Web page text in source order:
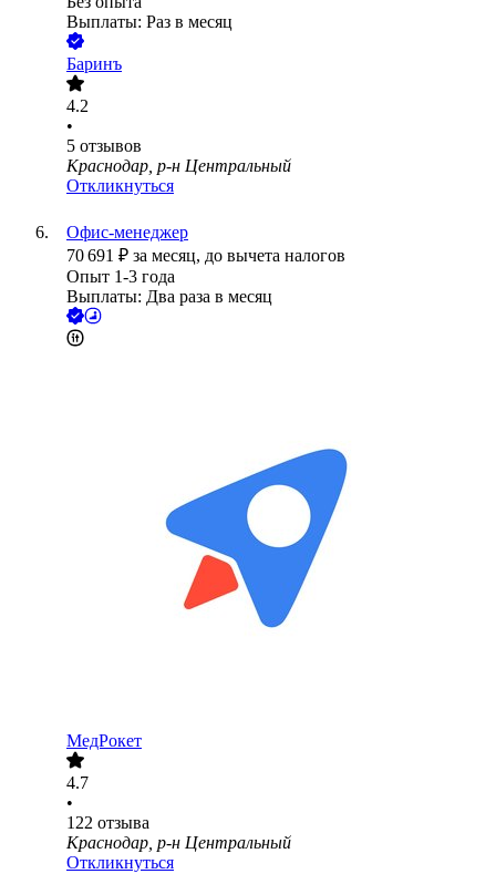
Выплаты: Раз в месяц
Баринъ
4.2
•
5 отзывов
Краснодар, р-н Центральный
Откликнуться
Офис-менеджер
70 691 ₽ за месяц, до вычета налогов
Опыт 1-3 года
Выплаты: Два раза в месяц
МедРокет
4.7
•
122 отзыва
Краснодар, р-н Центральный
Откликнуться